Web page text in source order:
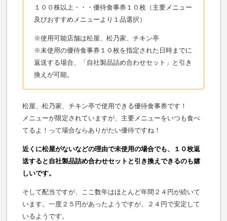
１００株以上・・・優待食事券１０枚（主要メニュー
及びおすすめメニューより１品選択）
※使用可能店舗は松屋、松乃家、チキン亭
※未使用の優待食事券１０枚を指定された日時までに
返送する場合、「自社製品詰め合わせセット」と引き
換えが可能。
松屋、松乃家、チキン亭で使用できる優待食事券です！
メニューが限定されていますが、主要メニューをいつも食べ
てるよ！って場合ならありがたい優待ですね！
近くに松屋がないなどの理由で未使用の場合でも、１０枚返
送すると自社製品詰め合わせセットと引き換えできるのも嬉
しいです。
そして配当ですが、ここ数年はほとんど年間２４円が続いて
います。一度２５円があったようですが、２４円で安定して
いるようです。